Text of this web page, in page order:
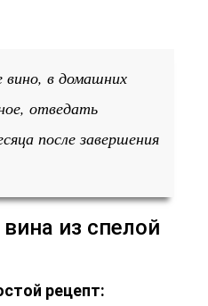
вино, в домашних
отведать
после завершения
из спелой
рецепт: